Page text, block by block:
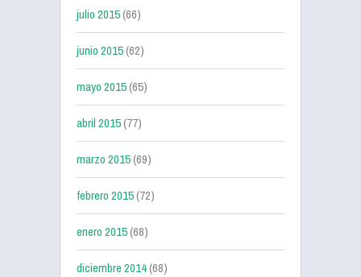
julio 2015(66)
junio 2015(62)
mayo 2015(65)
abril 2015(77)
marzo 2015(69)
febrero 2015(72)
enero 2015(68)
diciembre 2014(68)